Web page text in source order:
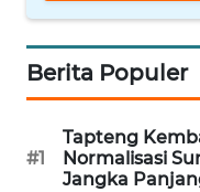
Berita Populer
#1
Tapteng
Normalisasi
Jangka
WN
INDRAMAYU
WN
KUNINGAN